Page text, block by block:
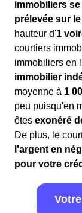
immobiliers
prélevée sur
hauteur d'1
courtiers
immobiliers en
immobilier
moyenne à 1
peu puisqu'en
êtes exonéré
De plus, le
l'argent en
pour votre